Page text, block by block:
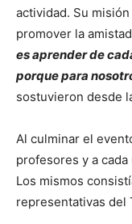
actividad. Su
promover la
es aprender de
porque para
sostuvieron desde
Al culminar el
profesores y a
Los mismos
representativas del